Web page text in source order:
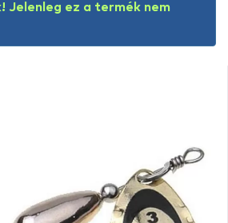
Jelenleg ez a termék nem